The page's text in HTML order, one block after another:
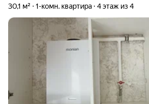
30,1 м² 1-комн. квартира 4 этаж из 4